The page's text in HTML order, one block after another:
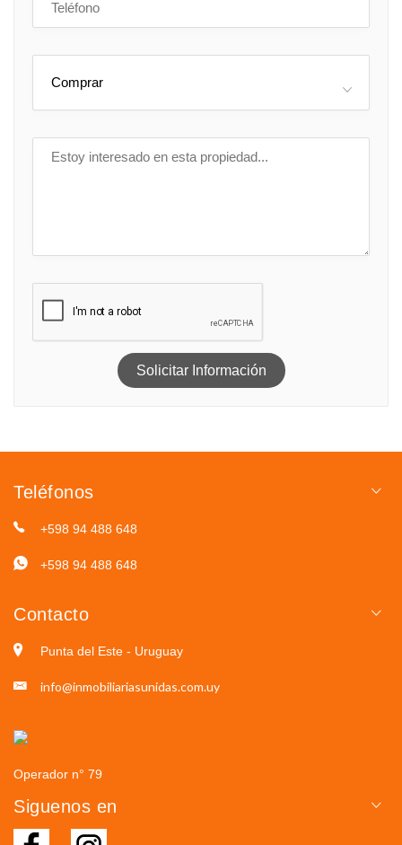
Comprar
Solicitar Información
Teléfonos
+598 94 488 648
+598 94 488 648
Contacto
Punta del Este - Uruguay
info@inmobiliariasunidas.com.uy
Operador n° 79
Siguenos en